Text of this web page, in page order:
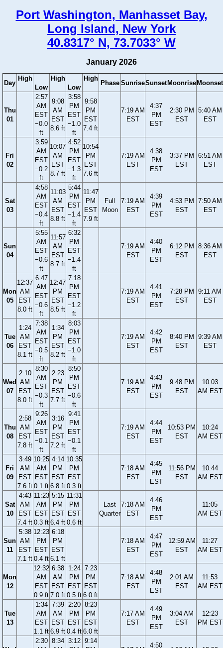
Port Washington, Manhasset Bay,
Long Island, New York
40.8317° N, 73.7033° W
January 2026
Day
High
Low
High
Low
High
Phase SunriseSunset Moonrise Moonset
Thu
01
2:57
AM
EST
−0.0
ft
9:08
AM
EST
8.6 ft
3:58
PM
EST
−1.0
ft
9:58
PM
EST
7.4 ft
7:19 AM
EST
4:37
PM
EST
2:30 PM
EST
5:40 AM
EST
Fri
02
3:59
AM
EST
−0.2
ft
10:07
AM
EST
8.7 ft
4:52
PM
EST
−1.3
ft
10:54
PM
EST
7.6 ft
7:19 AM
EST
4:38
PM
EST
3:37 PM
EST
6:51 AM
EST
Sat
03
4:58
AM
EST
−0.4
ft
11:03
AM
EST
8.8 ft
5:44
PM
EST
−1.4
ft
11:47
PM
EST
7.9 ft
Full
Moon
7:19 AM
EST
4:39
PM
EST
4:53 PM
EST
7:50 AM
EST
Sun
04
5:55
AM
EST
−0.6
ft
11:57
AM
EST
8.7 ft
6:32
PM
EST
−1.4
ft
7:19 AM
EST
4:40
PM
EST
6:12 PM
EST
8:36 AM
EST
Mon
05
12:37
AM
EST
8.0 ft
6:47
AM
EST
−0.6
ft
12:47
PM
EST
8.5 ft
7:18
PM
EST
−1.2
ft
7:19 AM
EST
4:41
PM
EST
7:28 PM
EST
9:11 AM
EST
Tue
06
1:24
AM
EST
8.1 ft
7:38
AM
EST
−0.5
ft
1:34
PM
EST
8.2 ft
8:03
PM
EST
−1.0
ft
7:19 AM
EST
4:42
PM
EST
8:40 PM
EST
9:39 AM
EST
Wed
07
2:10
AM
EST
8.0 ft
8:30
AM
EST
−0.3
ft
2:23
PM
EST
7.7 ft
8:50
PM
EST
−0.6
ft
7:19 AM
EST
4:43
PM
EST
9:48 PM
EST
10:03
AM EST
Thu
08
2:58
AM
EST
7.8 ft
9:26
AM
EST
−0.1
ft
3:16
PM
EST
7.2 ft
9:41
PM
EST
−0.1
ft
7:19 AM
EST
4:44
PM
EST
10:53 PM
EST
10:24
AM EST
Fri
09
3:49
AM
EST
7.6 ft
10:25
AM
EST
0.1 ft
4:14
PM
EST
6.8 ft
10:35
PM
EST
0.3 ft
7:18 AM
EST
4:45
PM
EST
11:56 PM
EST
10:44
AM EST
Sat
10
4:43
AM
EST
7.4 ft
11:23
AM
EST
0.3 ft
5:15
PM
EST
6.4 ft
11:31
PM
EST
0.6 ft
Last
Quarter
7:18 AM
EST
4:46
PM
EST
11:05
AM EST
Sun
11
5:38
AM
EST
7.1 ft
12:23
PM
EST
0.4 ft
6:18
PM
EST
6.1 ft
7:18 AM
EST
4:47
PM
EST
12:59 AM
EST
11:27
AM EST
Mon
12
12:32
AM
EST
0.9 ft
6:38
AM
EST
7.0 ft
1:24
PM
EST
0.5 ft
7:23
PM
EST
6.0 ft
7:18 AM
EST
4:48
PM
EST
2:01 AM
EST
11:53
AM EST
Tue
13
1:34
AM
EST
1.1 ft
7:39
AM
EST
6.9 ft
2:20
PM
EST
0.4 ft
8:23
PM
EST
6.0 ft
7:17 AM
EST
4:49
PM
EST
3:04 AM
EST
12:23
PM EST
2:30 8:34 3:12 9:14
4:50